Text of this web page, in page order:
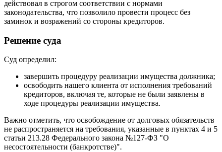
действовал в строгом соответствии с нормами
законодательства, что позволило провести процесс без
заминок и возражений со стороны кредиторов.
Решение суда
Суд определил:
завершить процедуру реализации имущества должника;
освободить нашего клиента от исполнения требований
кредиторов, включая те, которые не были заявлены в
ходе процедуры реализации имущества.
Важно отметить, что освобождение от долговых обязательств
не распространяется на требования, указанные в пунктах 4 и 5
статьи 213.28 Федерального закона №127-ФЗ "О
несостоятельности (банкротстве)".